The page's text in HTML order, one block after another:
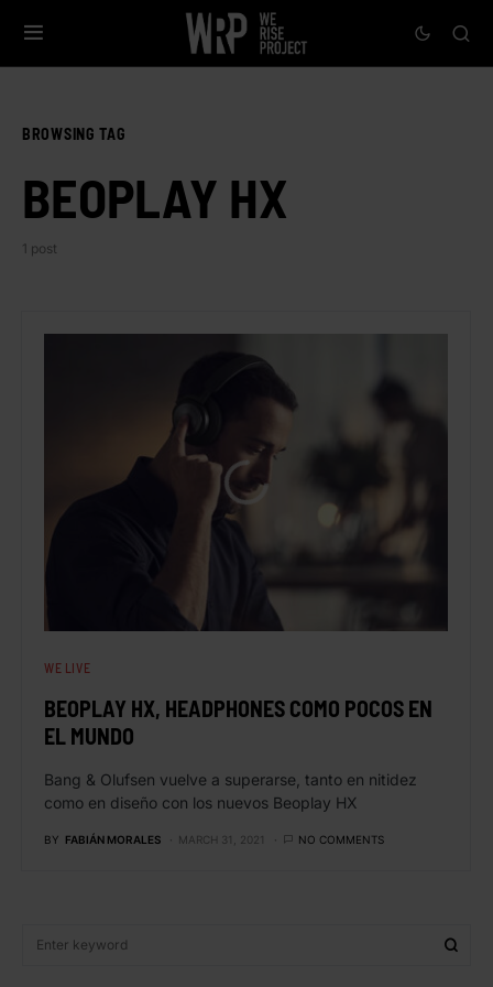
BROWSING TAG
BEOPLAY HX
1 post
WE LIVE
BEOPLAY HX, HEADPHONES COMO POCOS EN
EL MUNDO
Bang & Olufsen vuelve a superarse, tanto en nitidez
como en diseño con los nuevos Beoplay HX
BY FABIÁN MORALES MARCH 31, 2021 NO COMMENTS